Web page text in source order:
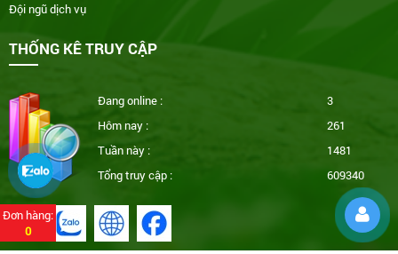
Đội ngũ dịch vụ
THỐNG KÊ TRUY CẬP
Đang online :
3
Hôm nay :
261
Tuần này :
1481
Tổng truy cập :
609340
Đơn hàng:
0